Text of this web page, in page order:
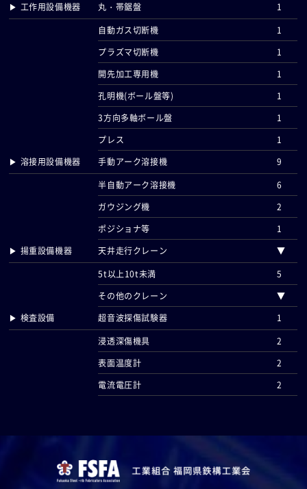
▶ 工作用設備機器
丸・帯鋸盤
1
自動ガス切断機
1
プラズマ切断機
1
開先加工専用機
1
孔明機(ボール盤等)
1
3方向多軸ボール盤
1
プレス
1
▶ 溶接用設備機器
手動アーク溶接機
9
半自動アーク溶接機
6
ガウジング機
2
ポジショナ等
1
▶ 揚重設備機器
天井走行クレーン
▼
5t以上10t未満
5
その他のクレーン
▼
▶ 検査設備
超音波探傷試験器
1
浸透深傷機具
2
表面温度計
2
電流電圧計
2